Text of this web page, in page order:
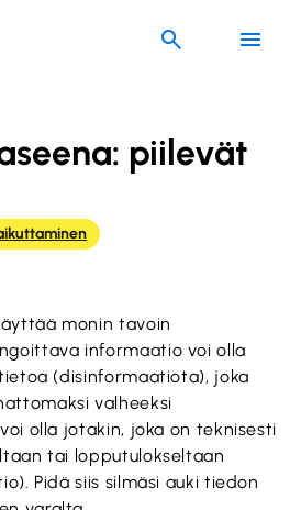
piilevät
monin tavoin
informaatio voi olla
(disinformaatiota), joka
valheeksi
olla jotakin, joka on teknisesti
tai lopputulokseltaan
Pidä siis silmäsi auki tiedon